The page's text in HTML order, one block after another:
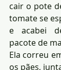
cair o pote
tomate se
e acabei
pacote de
Ela correu
os pães,